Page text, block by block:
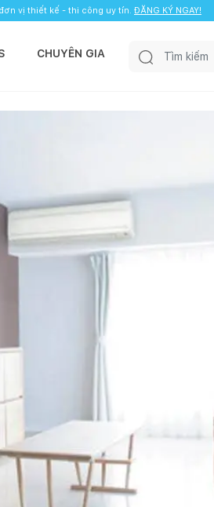
vị thiết kế - thi công uy tín. ĐĂNG KÝ NGAY!
CHUYÊN GIA